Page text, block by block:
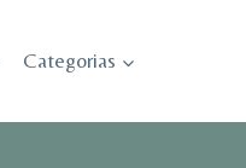
Categorias